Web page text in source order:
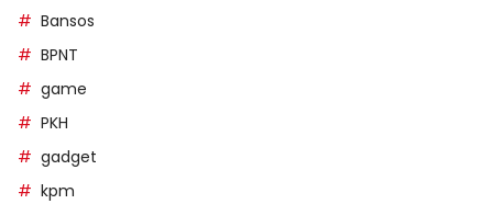
Bansos
BPNT
game
PKH
gadget
kpm